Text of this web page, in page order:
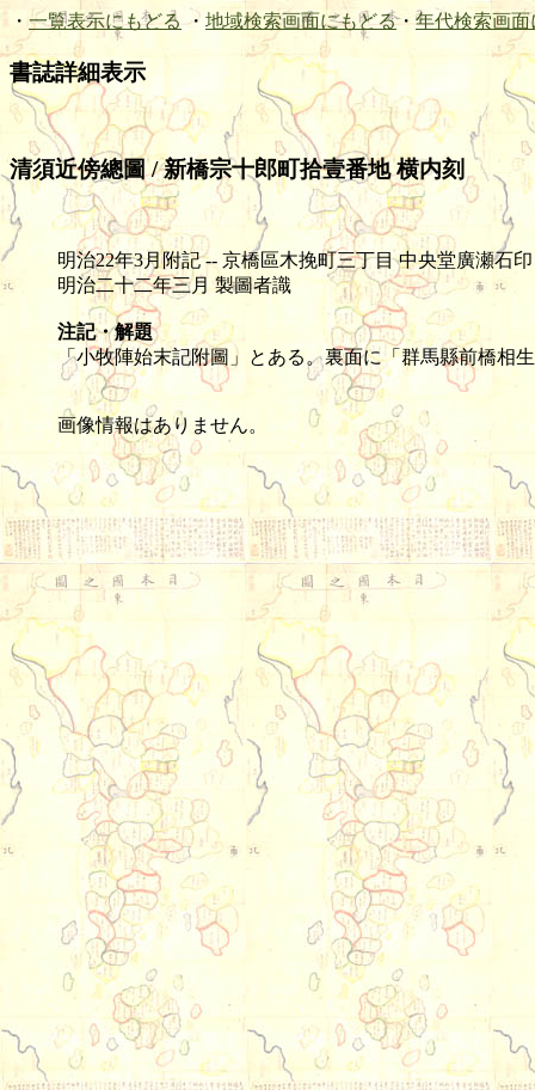
・ 一覧表示にもどる ・ 地域検索画面にもどる・ 年代検索画面
書誌詳細表示
清須近傍總圖 / 新橋宗十郎町拾壹番地 横内刻
明治22年3月附記 -- 京橋區木挽町三丁目 中央堂廣瀬石印
明治二十二年三月 製圖者識
注記・解題
「小牧陣始末記附圖」とある。裏面に「群馬縣前橋相
画像情報はありません。